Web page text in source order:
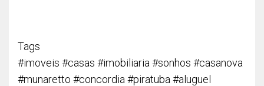
Tags
#imoveis #casas #imobiliaria #sonhos #casanova
#munaretto #concordia #piratuba #aluguel